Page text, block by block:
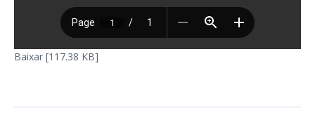
Baixar [117.38 KB]